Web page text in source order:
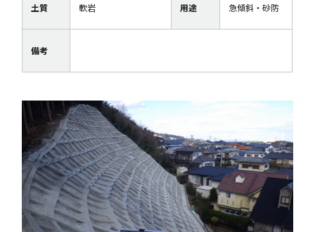
土質 軟岩 用途 急傾斜・砂防
備考